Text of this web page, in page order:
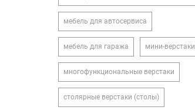
мебель для автосервиса
мебель для гаража мини-верстаки
многофункциональные верстаки
столярные верстаки (столы)